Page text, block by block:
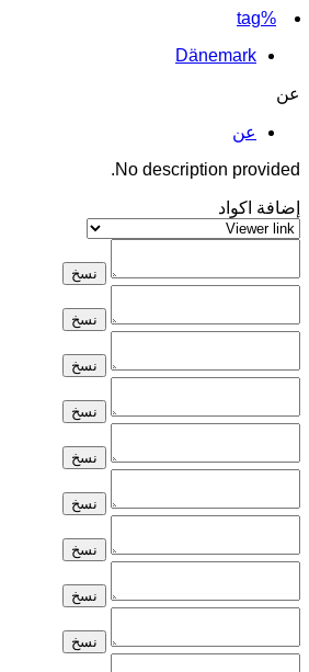
%tag
Dänemark
عن
عن
No description provided.
إضافة اكواد
نسخ
نسخ
نسخ
نسخ
نسخ
نسخ
نسخ
نسخ
نسخ